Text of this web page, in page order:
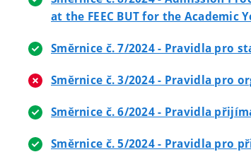
at the FEEC BUT for the Academic
Směrnice č. 7/2024 - Pravidla pro
Směrnice č. 3/2024 - Pravidla pro
Směrnice č. 6/2024 - Pravidla
Směrnice č. 5/2024 - Pravidla pro